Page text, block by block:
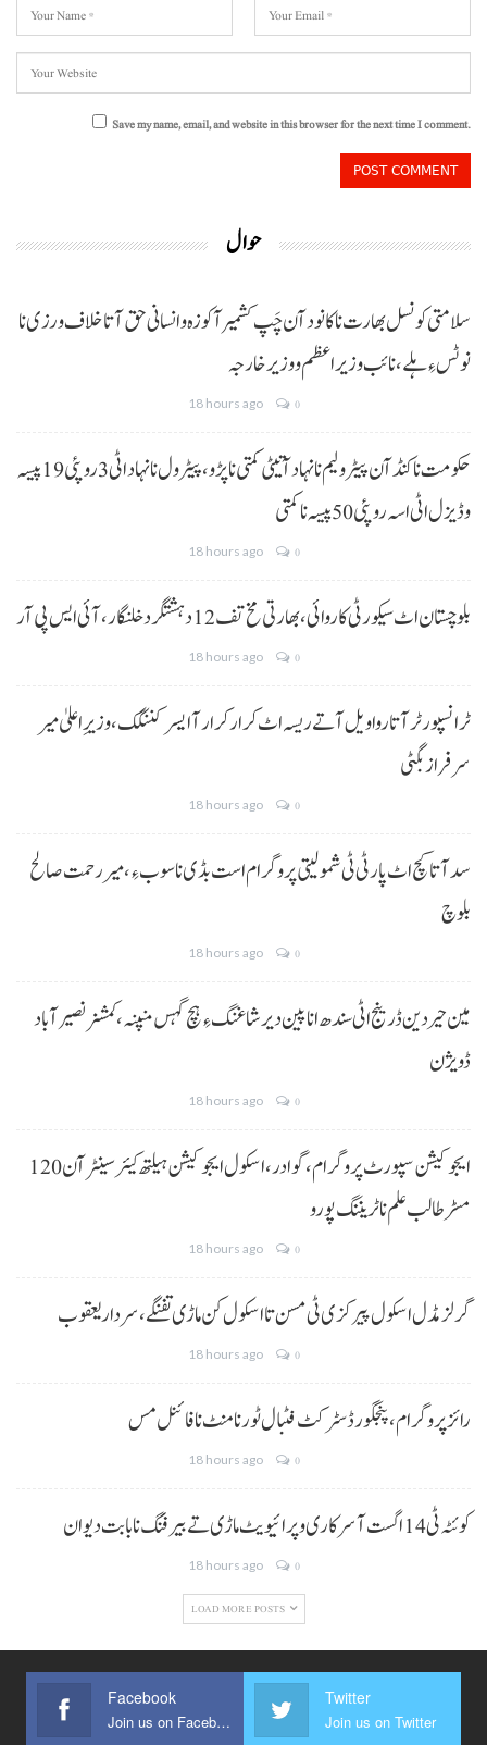
Save my name, email, and website in this browser for the next time I comment.
حوال
سلامتی کونسل بھارت نا کانود آن چَپ کشمیر آ کوزہ و انسانی حق آتا خلاف ورزی نا
نوٹس ءِ ہلے،نائب وزیراعظم و وزیر خارجہ
18 hours ago 0
حکومت نا کنڈ آن پیٹرولیم نا نہاد آتیٹی کمتی نا پڑو،پیٹرول نا نہاد اٹی 3 روپئی 19 پیسہ
و ڈیزل اٹی اسہ روپئی 50 پیسہ نا کمتی
18 hours ago 0
بلوچستان اٹ سیکورٹی کاروائی، بھارتی مخ تف 12 دہشتگرد خلنگار،آئی ایس پی آر
18 hours ago 0
ٹرانسپورٹر آتا روا ویل آتے ریسہ اٹ کرار کرار آ ایسر کننگک ،وزیرِ اعلیٰ میر
سرفراز بگٹی
18 hours ago 0
سد آتا کچ اٹ پارٹی ٹی شمولیتی پروگرام است بڈی نا سوب ءِ،میر رحمت صالح
بلوچ
18 hours ago 0
مین حیردین ڈرینج اٹی سندھ انا پین دیر شاغنگ ءِ ہچ گہس منپنہ،کمشنر نصیرآباد
ڈویژن
18 hours ago 0
ایجوکیشن سپورٹ پروگرام،گوادر، اسکول ایجوکیشن ہیلتھ کیئر سینٹر آن 120
مسڑ طالب علم نا ٹریننگ پورو
18 hours ago 0
گرلز مڈل اسکول پیرکزی ٹی مسن تا اسکول کن ماڑی تفنگے، سردار یعقوب
18 hours ago 0
رائز پروگرام، پنجگور ڈسٹرکٹ فٹبال ٹورنامنٹ نا فائنل مس
18 hours ago 0
کوئٹہ ٹی 14 اگست آ سرکاری و پرائیویٹ ماڑی تے بیرفنگ نا بابت دیوان
18 hours ago 0
LOAD MORE POSTS
Facebook
Join us on Facebook
Twitter
Join us on Twitter